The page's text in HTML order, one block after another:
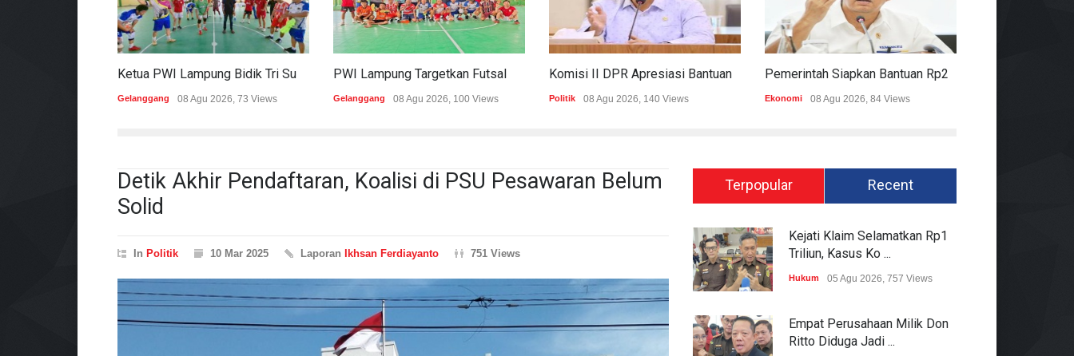
Gelanggang 08 Agu 2026, 73 Views Gelanggang 08 Agu 2026, 100 Views Politik 08 Agu 2026, 140 Views Ekonomi 08 Agu 2026, 84 Views
Detik Akhir Pendaftaran, Koalisi di PSU Pesawaran Belum
Solid
In Politik 10 Mar 2025 Laporan Ikhsan Ferdiayanto 751 Views
Terpopular Recent
Kejati Klaim Selamatkan Rp1
Triliun, Kasus Ko ...
Hukum 05 Agu 2026, 757 Views
Empat Perusahaan Milik Don
Ritto Diduga Jadi ...